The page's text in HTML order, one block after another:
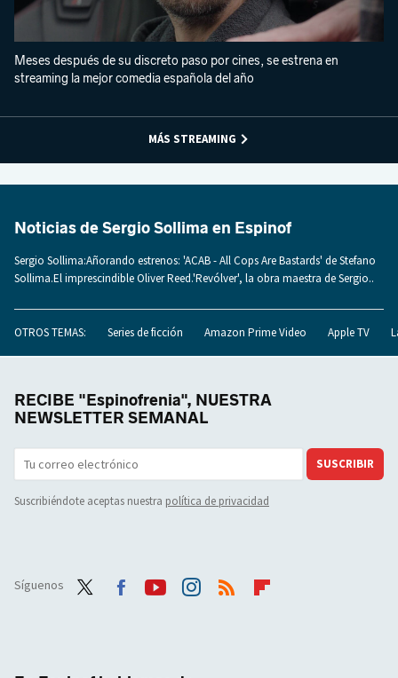
Meses después de su discreto paso por cines, se estrena en
streaming la mejor comedia española del año
MÁS STREAMING
Noticias de Sergio Sollima en Espinof
Sergio Sollima:Añorando estrenos: 'ACAB - All Cops Are Bastards' de Stefano
Sollima.El imprescindible Oliver Reed.'Revólver', la obra maestra de Sergio..
OTROS TEMAS: Series de ficción Amazon Prime Video Apple TV
RECIBE "Espinofrenia", NUESTRA
NEWSLETTER SEMANAL
SUSCRIBIR
Suscribiéndote aceptas nuestra política de privacidad
Síguenos